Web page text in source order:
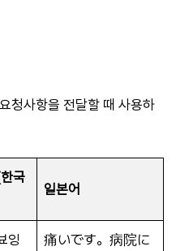
청사항을 전달할 때 사용하
국
일본어
잉
痛いです。病院に